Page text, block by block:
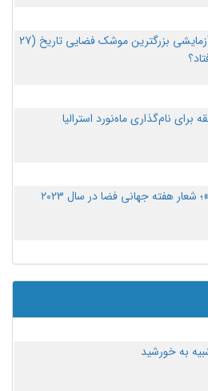
در دومین پرتاب آزمایشی بزرگترین موشک فضایی تاریخ (27
برای نام‌گذاری ماه‌نورد استرالیا
شعار هفته جهانی فضا در سال ۲۰۲۳
به خورشید